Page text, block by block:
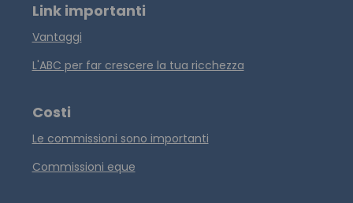
Link importanti
Vantaggi
L'ABC per far crescere la tua ricchezza
Costi
Le commissioni sono importanti
Commissioni eque